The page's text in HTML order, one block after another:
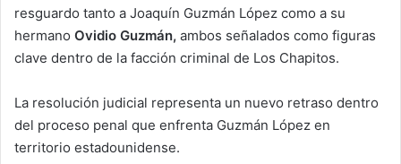
resguardo tanto a Joaquín Guzmán López como a su
hermano Ovidio Guzmán, ambos señalados como figuras
clave dentro de la facción criminal de Los Chapitos.
La resolución judicial representa un nuevo retraso dentro
del proceso penal que enfrenta Guzmán López en
territorio estadounidense.